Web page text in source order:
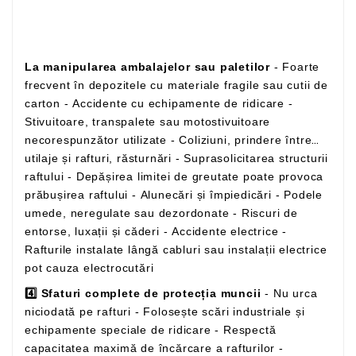
La manipularea ambalajelor sau paletilor - Foarte
frecvent în depozitele cu materiale fragile sau cutii de
carton - Accidente cu echipamente de ridicare -
Stivuitoare, transpalete sau motostivuitoare
necorespunzător utilizate - Coliziuni, prindere între
utilaje și rafturi, răsturnări - Suprasolicitarea structurii
raftului - Depășirea limitei de greutate poate provoca
prăbușirea raftului - Alunecări și împiedicări - Podele
umede, neregulate sau dezordonate - Riscuri de
entorse, luxații și căderi - Accidente electrice -
Rafturile instalate lângă cabluri sau instalații electrice
pot cauza electrocutări
4️⃣ Sfaturi complete de protecția muncii - Nu urca
niciodată pe rafturi - Folosește scări industriale și
echipamente speciale de ridicare - Respectă
capacitatea maximă de încărcare a rafturilor -